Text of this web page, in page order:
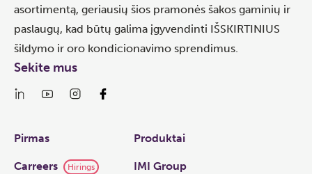
asortimentą, geriausių šios pramonės šakos gaminių ir
paslaugų, kad būtų galima įgyvendinti IŠSKIRTINIUS
šildymo ir oro kondicionavimo sprendimus.
Links
Pirmas Produktai
Carreers Hirings IMI Group
Sekite mus